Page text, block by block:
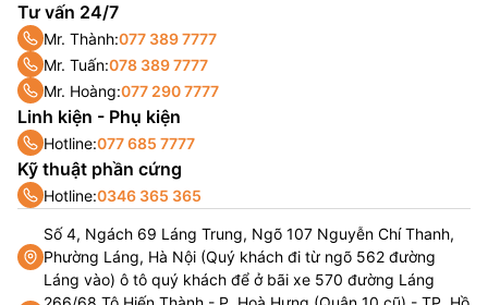
Tư vấn 24/7
Mr. Thành:077 389 7777
Mr. Tuấn:078 389 7777
Mr. Hoàng:077 290 7777
Linh kiện - Phụ kiện
Hotline:077 685 7777
Kỹ thuật phần cứng
Hotline:0346 365 365
Số 4, Ngách 69 Láng Trung, Ngõ 107 Nguyễn Chí Thanh,
Phường Láng, Hà Nội (Quý khách đi từ ngõ 562 đường
Láng vào) ô tô quý khách để ở bãi xe 570 đường Láng